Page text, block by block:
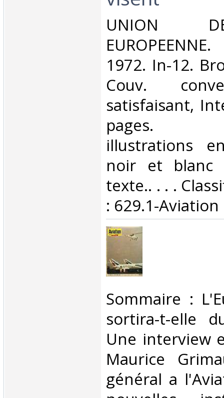
‎UNION
1972. In-12.
Couv.
satisfaisant,
pages.
illustrations
noir et blanc
texte.. . . .
: 629.1-Aviation‎
‎Sommaire :
sortira-t-elle
Une interview
Maurice
général a